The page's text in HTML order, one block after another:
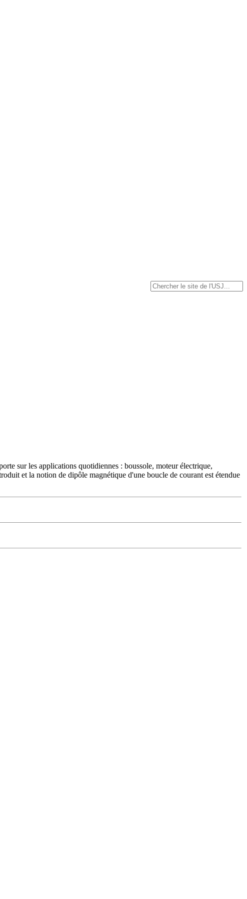
sur les applications quotidiennes : boussole, moteur électrique,
et la notion de dipôle magnétique d'une boucle de courant est étendue